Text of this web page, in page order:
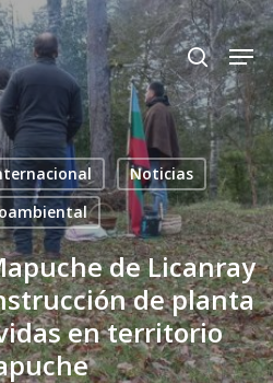
search
Noticias
de Licanray
de planta
en territorio
Close
Menu